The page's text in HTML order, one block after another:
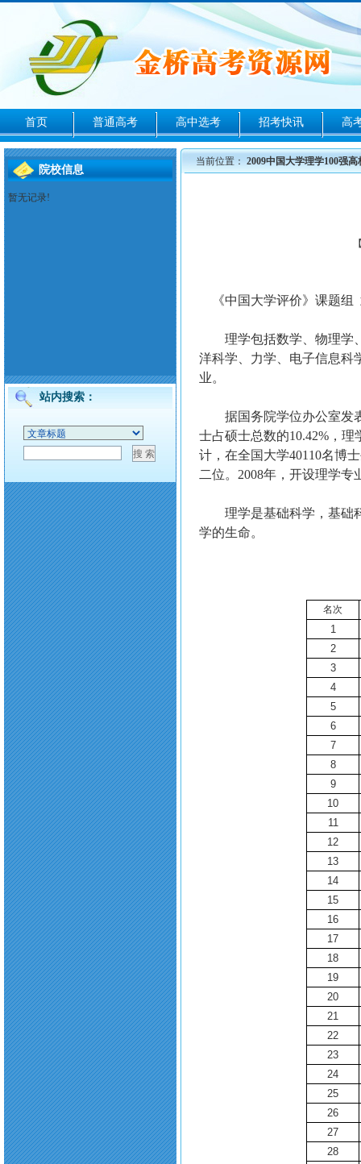
首页 普通高考 高中选考 招考快讯 高
院校信息
暂无记录!
站内搜索：
当前位置： 2009中国大学理学100强高
《中国大学评价》课题组
理学包括数学、物理学、
洋科学、力学、电子信息科
业。
据国务院学位办公室发表
士占硕士总数的10.42%，
计，在全国大学40110名博
二位。2008年，开设理学专
理学是基础科学，基础科
学的生命。
名次
1
2
3
4
5
6
7
8
9
10
11
12
13
14
15
16
17
18
19
20
21
22
23
24
25
26
27
28